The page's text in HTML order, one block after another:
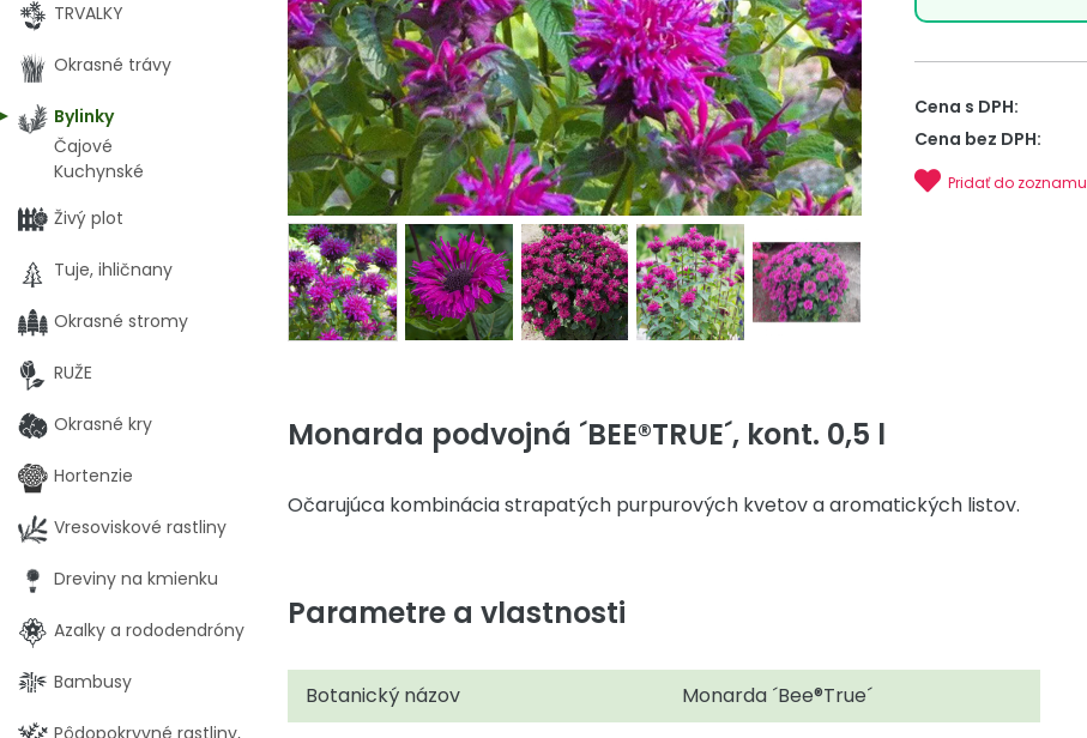
Cena s DPH:
Cena bez DPH:
Pridať do zoznamu
Monarda podvojná ´BEE®TRUE´, kont. 0,5 l
Očarujúca kombinácia strapatých purpurových kvetov a aromatických listov.
Parametre a vlastnosti
Botanický názov
Monarda ´Bee®True´
TRVALKY
Okrasné trávy
Bylinky
Čajové
Kuchynské
Živý plot
Tuje, ihličnany
Okrasné stromy
RUŽE
Okrasné kry
Hortenzie
Vresoviskové rastliny
Dreviny na kmienku
Azalky a rododendróny
Bambusy
Pôdopokryvné rastliny,